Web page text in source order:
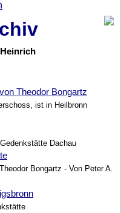
Theodor Bongartz
ist in Heilbronn
Dachau
Bongartz - Von Peter A.